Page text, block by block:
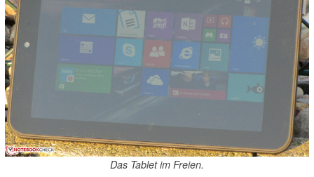
Das Tablet im Freien.